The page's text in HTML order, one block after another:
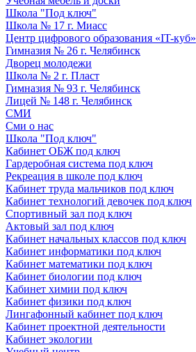
Школа "Под ключ"
Школа № 17 г. Миасс
Центр цифрового образования «IT-куб»
Гимназия № 26 г. Челябинск
Дворец молодежи
Школа № 2 г. Пласт
Гимназия № 93 г. Челябинск
Лицей № 148 г. Челябинск
СМИ
Сми о нас
Школа "Под ключ"
Кабинет ОБЖ под ключ
Гардеробная система под ключ
Рекреация в школе под ключ
Кабинет труда мальчиков под ключ
Кабинет технологий девочек под ключ
Спортивный зал под ключ
Актовый зал под ключ
Кабинет начальных классов под ключ
Кабинет информатики под ключ
Кабинет математики под ключ
Кабинет биологии под ключ
Кабинет химии под ключ
Кабинет физики под ключ
Лингафонный кабинет под ключ
Кабинет проектной деятельности
Кабинет экологии